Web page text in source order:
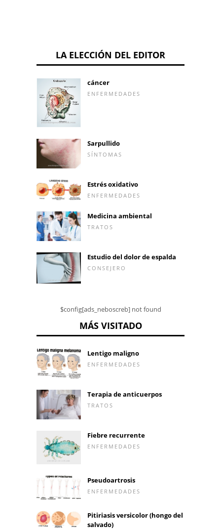
LA ELECCIÓN DEL EDITOR
cáncer
ENFERMEDADES
Sarpullido
SÍNTOMAS
Estrés oxidativo
ENFERMEDADES
Medicina ambiental
TRATOS
Estudio del dolor de espalda
CONSEJERO
$config[ads_neboscreb] not found
MÁS VISITADO
Lentigo maligno
ENFERMEDADES
Terapia de anticuerpos
TRATOS
Fiebre recurrente
ENFERMEDADES
Pseudoartrosis
ENFERMEDADES
Pitiriasis versicolor (hongo del
salvado)